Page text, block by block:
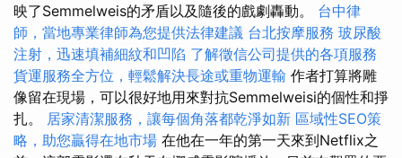
映了Semmelweis的矛盾以及隨後的戲劇轟動。 台中律
師，當地專業律師為您提供法律建議 台北按摩服務 玻尿酸
注射，迅速填補細紋和凹陷 了解徵信公司提供的各項服務
貨運服務全方位，輕鬆解決長途或重物運輸 作者打算將雕
像留在現場，可以很好地用來對抗Semmelweisi的個性和掙
扎。 居家清潔服務，讓每個角落都乾淨如新 區域性SEO策
略，助您贏得在地市場 在他在一年的第一天來到Netflix之